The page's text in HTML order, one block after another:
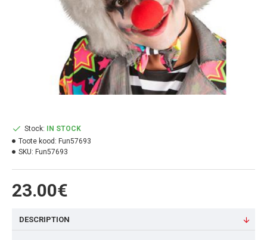
23.00€
Stock:
IN STOCK
Toote kood: Fun57693
SKU: Fun57693
DESCRIPTION